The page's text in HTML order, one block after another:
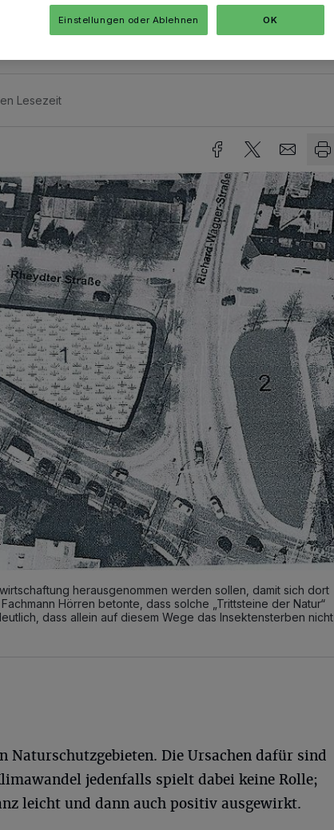
Lesezeit
herausgenommen werden sollen, damit sich dort
Hörren betonte, dass solche „Trittsteine der Natur“
dass allein auf diesem Wege das Insektensterben nicht
Naturschutzgebieten. Die Ursachen dafür sind
jedenfalls spielt dabei keine Rolle;
leicht und dann auch positiv ausgewirkt.
Einstellungen oder Ablehnen OK